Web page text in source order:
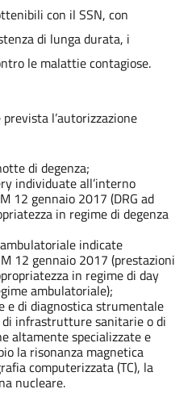
con il SSN, con
di lunga durata, i
le malattie contagiose.
l’autorizzazione
di degenza;
individuate all’interno
12 gennaio 2017 (DRG ad
in regime di degenza
indicate
12 gennaio 2017 (prestazioni
in regime di day
ambulatoriale);
e di diagnostica strumentale
di infrastrutture sanitarie o di
altamente specializzate e
la risonanza magnetica
computerizzata (TC), la
nucleare.